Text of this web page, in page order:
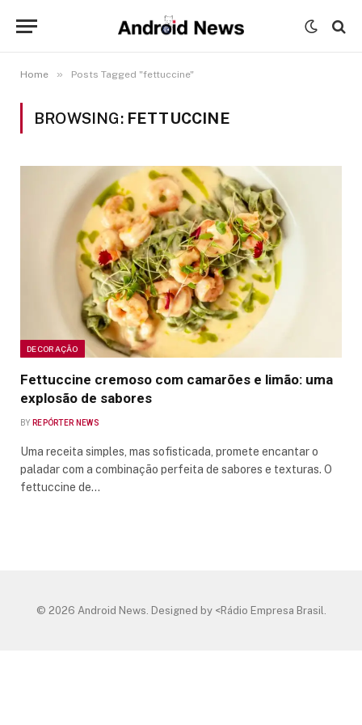
Home » Posts Tagged "fettuccine"
BROWSING: FETTUCCINE
DECORAÇÃO
Fettuccine cremoso com camarões e limão: uma
explosão de sabores
BY REPÓRTER NEWS
Uma receita simples, mas sofisticada, promete encantar o
paladar com a combinação perfeita de sabores e texturas. O
fettuccine de…
© 2026 Android News. Designed by <Rádio Empresa Brasil.